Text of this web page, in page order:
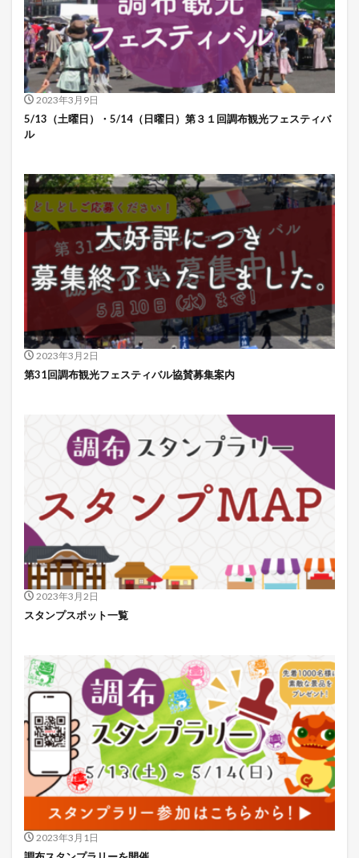
2023年3月9日
5/13（土曜日）・5/14（日曜日）第３１回調布観光フェスティバ
ル
2023年3月2日
第31回調布観光フェスティバル協賛募集案内
2023年3月2日
スタンプスポット一覧
2023年3月1日